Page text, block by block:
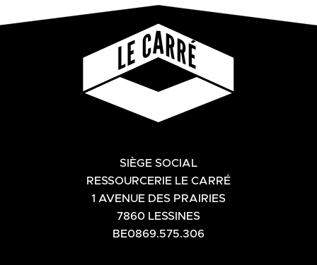
SIÈGE SOCIAL
RESSOURCERIE LE CARRÉ
1 AVENUE DES PRAIRIES
7860 LESSINES
BE0869.575.306